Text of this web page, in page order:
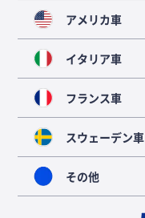
アメリカ車
イタリア車
フランス車
スウェーデン車
その他